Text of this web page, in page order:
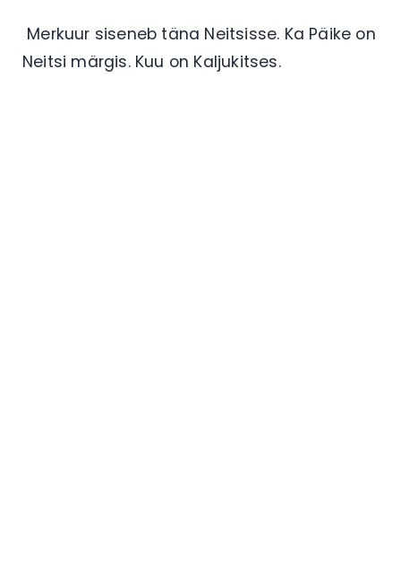
Merkuur siseneb täna Neitsisse. Ka Päike on
Neitsi märgis. Kuu on Kaljukitses.